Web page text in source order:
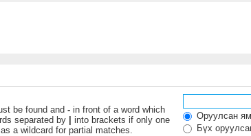
be found and - in front of a word which
separated by
into brackets if only one
a wildcard for partial matches.
Оруулсан
Бүх